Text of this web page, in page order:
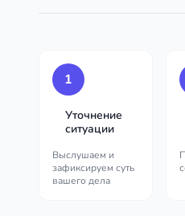
1
Уточнение
ситуации
Выслушаем и
зафиксируем суть
вашего дела